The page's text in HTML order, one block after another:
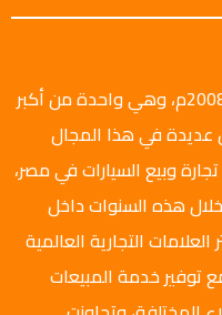
تأسست شركة الليثي أوتو جروب عام 2008م، وهي واحدة من أكبر
عديدة في هذا المجال
وبيع السيارات في مصر،
هذه السنوات داخل
التجارية العالمية
توفير خدمة المبيعات